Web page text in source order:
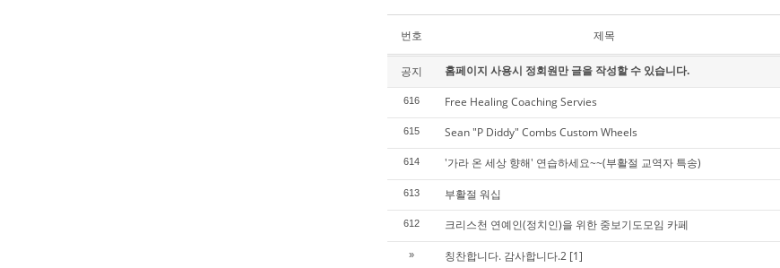
번호 제목
공지 홈페이지 사용시 정회원만 글을 작성할 수 있습니다.
616 Free Healing Coaching Servies
615 Sean "P Diddy" Combs Custom Wheels
614 '가라 온 세상 향해' 연습하세요~~(부활절 교역자 특송)
613 부활절 워십
612 크리스천 연예인(정치인)을 위한 중보기도모임 카페
» 칭찬합니다. 감사합니다.2 [1]